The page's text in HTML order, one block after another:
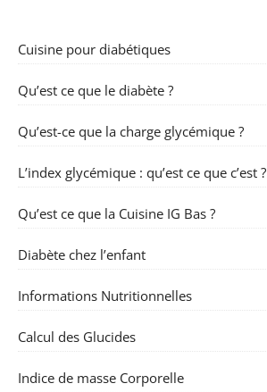
Cuisine pour diabétiques
Qu’est ce que le diabète ?
Qu’est-ce que la charge glycémique ?
L’index glycémique : qu’est ce que c’est ?
Qu’est ce que la Cuisine IG Bas ?
Diabète chez l’enfant
Informations Nutritionnelles
Calcul des Glucides
Indice de masse Corporelle